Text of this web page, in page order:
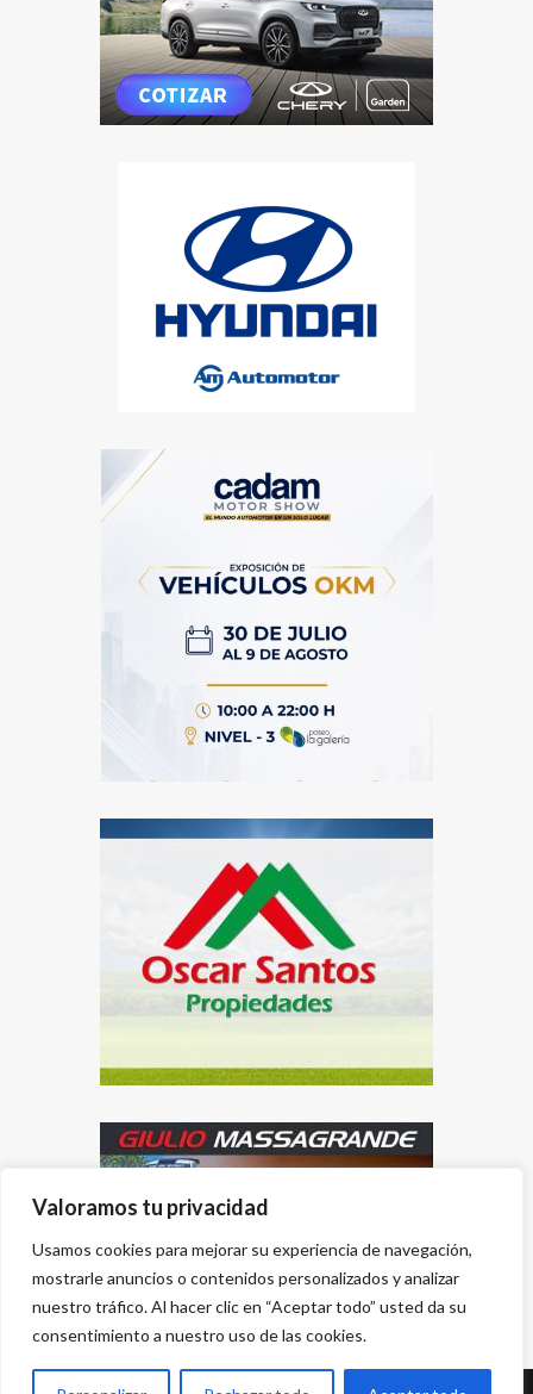
Valoramos tu privacidad
Usamos cookies para mejorar su experiencia de navegación,
mostrarle anuncios o contenidos personalizados y analizar
nuestro tráfico. Al hacer clic en “Aceptar todo” usted da su
consentimiento a nuestro uso de las cookies.